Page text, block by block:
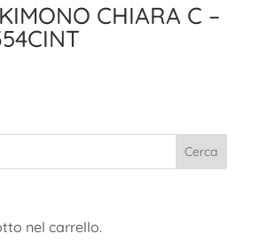
CHIARA C –
nel carrello.